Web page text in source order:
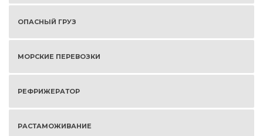
ОПАСНЫЙ ГРУЗ
МОРСКИЕ ПЕРЕВОЗКИ
РЕФРИЖЕРАТОР
РАСТАМОЖИВАНИЕ